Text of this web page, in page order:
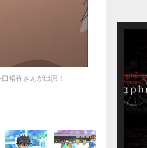
裕香さんが出演！